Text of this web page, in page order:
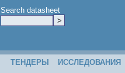
Search datasheet
ТЕНДЕРЫ ИССЛЕДОВАНИЯ